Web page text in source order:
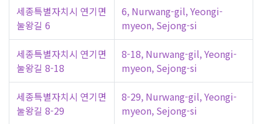
세종특별자치시 연기면
눌왕길 6
6, Nurwang-gil, Yeongi-
myeon, Sejong-si
세종특별자치시 연기면
눌왕길 8-18
8-18, Nurwang-gil, Yeongi-
myeon, Sejong-si
세종특별자치시 연기면
눌왕길 8-29
8-29, Nurwang-gil, Yeongi-
myeon, Sejong-si